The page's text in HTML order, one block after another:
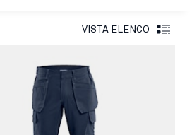
VISTA ELENCO